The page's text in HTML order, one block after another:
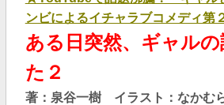
ンビによるイチャラブコメディ第
ある日突然、ギャルの
た２
著：泉谷一樹 イラスト：なかむ